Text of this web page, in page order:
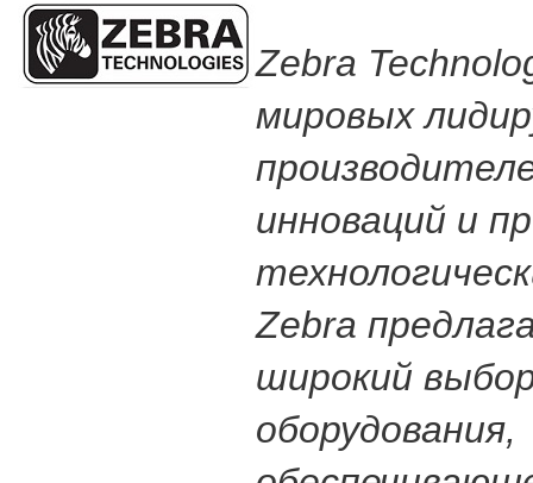
Zebra
мировых
инноваций и
Zebra
широкий
оборудования,